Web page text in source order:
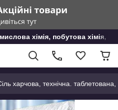
хімія, побутова хімія,
харчова, технічна.